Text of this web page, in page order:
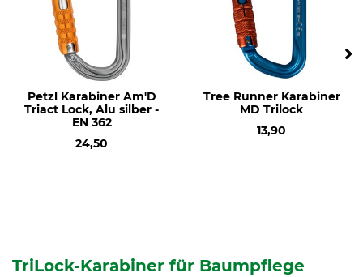
Petzl Karabiner Am'D
Triact Lock, Alu silber -
EN 362
24,50
Tree Runner Karabiner
MD Trilock
13,90
TriLock-Karabiner für Baumpflege